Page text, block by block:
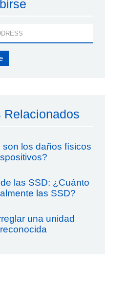
Relacionados
son los daños físicos
las SSD: ¿Cuánto
las SSD?
una unidad